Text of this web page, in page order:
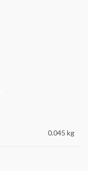
0.045 kg